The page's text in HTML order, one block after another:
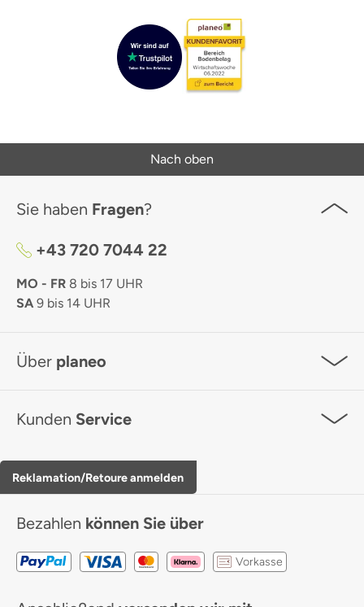
Nach oben
Sie haben Fragen?
+43 720 7044 22
MO - FR 8 bis 17 UHR
SA 9 bis 14 UHR
Über planeo
Kunden Service
Reklamation/Retoure anmelden
Bezahlen können Sie über
Vorkasse